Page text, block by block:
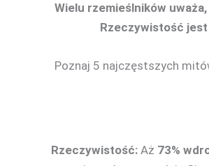
Wielu rzemieślników
Rzeczywistość jest
Poznaj 5 najczęstszych
Rzeczywistość: Aż 73%